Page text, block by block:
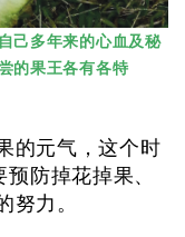
己多年来的心血及秘
的果王各有各特
的元气，这个时
防掉花掉果、
努力。